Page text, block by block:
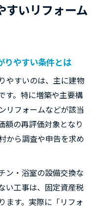
すいリフォーム
りやすい条件とは
やすいのは、主に建物
す。特に増築や主要構
リフォームなどが該当
額の再評価対象となり
から調査や申告を求め
ン・浴室の設備交換な
い工事は、固定資産税
ます。実際に「リフォ